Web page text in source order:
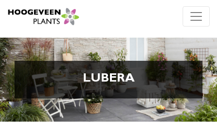
LUBERA